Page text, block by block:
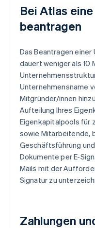
Bei Atlas
beantragen
Das Beantragen
dauert weniger als 10
Unternehmensname
Mitgründer/innen
Aufteilung Ihres
Eigenkapitalpools für
sowie Mitarbeitende,
Geschäftsführung
Dokumente per E-
Mails mit der
Signatur zu
Zahlungen